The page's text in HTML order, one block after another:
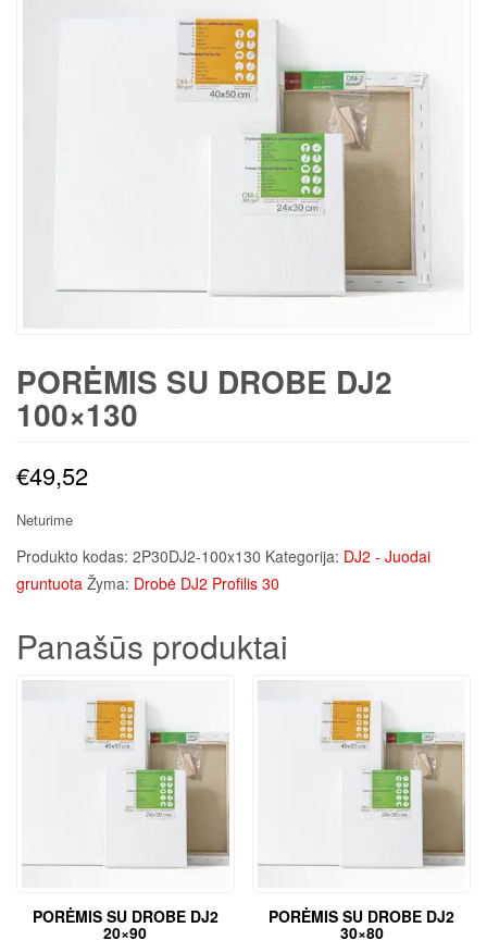
PORĖMIS SU DROBE DJ2
100×130
€49,52
Neturime
Produkto kodas: 2P30DJ2-100x130 Kategorija: DJ2 - Juodai
gruntuota Žyma: Drobė DJ2 Profilis 30
Panašūs produktai
PORĖMIS SU DROBE DJ2
20×90
PORĖMIS SU DROBE DJ2
30×80